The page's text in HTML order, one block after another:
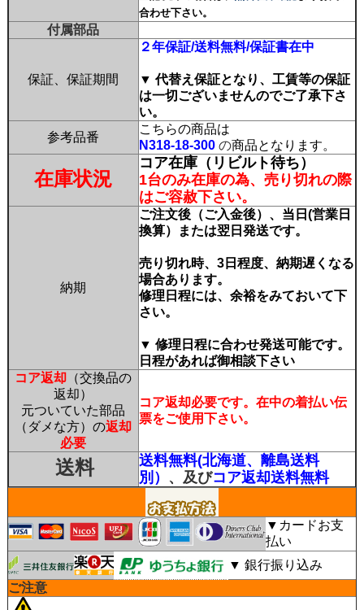
合わせ下さい。
付属部品
保証、保証期間
２年保証/送料無料/保証書在中
▼ 代替え保証となり、工賃等の保証
は一切ございませんのでご了承下さ
い。
参考品番
こちらの商品は
N318-18-300の商品となります。
在庫状況
コア在庫（リビルト待ち）
1台のみ在庫の為、売り切れの際
はご容赦下さい。
納期
ご注文後（ご入金後）、当日(営業日
換算）または翌日発送です。
売り切れ時、3日程度、納期遅くなる
場合あります。
修理日程には、余裕をみておいて下
さい。
▼ 修理日程に合わせ発送可能です。
日程があれば御相談下さい
コア返却 （交換品の
返却）
元ついていた部品
（ダメな方）の返却
必要
コア返却必要です。在中の着払い伝
票をご使用下さい。
送料
送料無料(北海道、離島送料
別）
、及びコア返却送料無料
▼カードお支
払い
▼ 銀行振り込み
ご注意